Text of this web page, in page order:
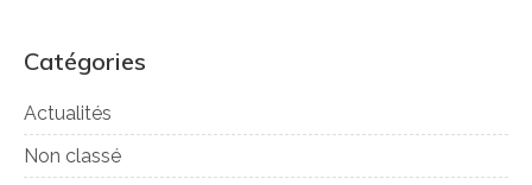
Catégories
Actualités
Non classé